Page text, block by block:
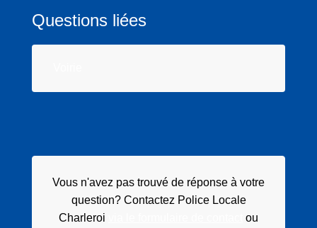
Questions liées
Vous n'avez pas trouvé de réponse à votre
question? Contactez Police Locale
Charleroi
ou